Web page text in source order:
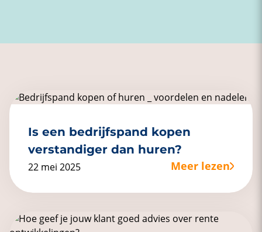
Is een bedrijfspand kopen
verstandiger dan huren?
22 mei 2025 Meer lezen